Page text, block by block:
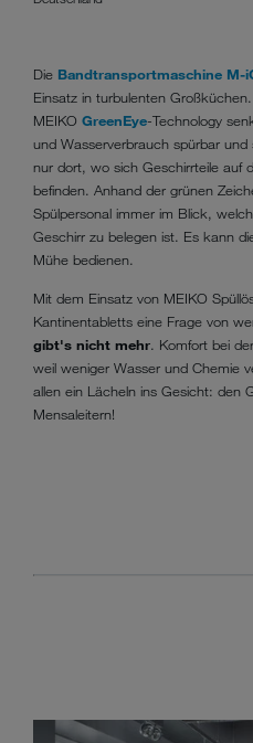
Die Bandtransportmaschine M-
Einsatz in turbulenten
MEIKO GreenEye-Technology
und Wasserverbrauch spürbar
nur dort, wo sich Geschirrteile auf
befinden. Anhand der grünen
Spülpersonal immer im Blick,
Geschirr zu belegen ist. Es kann
Mühe bedienen.
Mit dem Einsatz von MEIKO
Kantinentabletts eine Frage von
gibt's nicht mehr. Komfort bei
weil weniger Wasser und Chemie
allen ein Lächeln ins Gesicht: den
Mensaleitern!